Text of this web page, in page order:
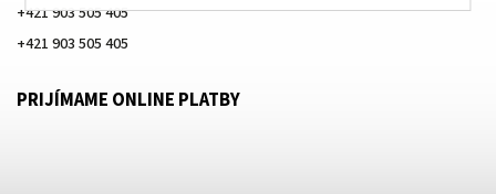
+421 903 505 405
+421 903 505 405
PRIJÍMAME ONLINE PLATBY